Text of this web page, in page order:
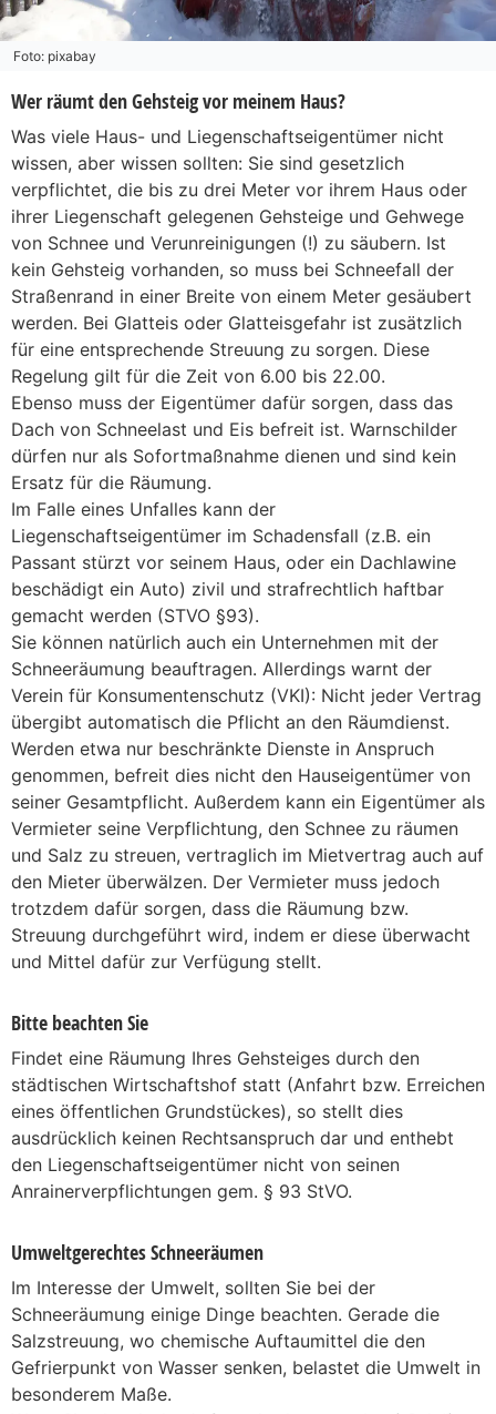
Foto: pixabay
Wer räumt den Gehsteig vor meinem Haus?
Was viele Haus- und Liegenschaftseigentümer nicht
wissen, aber wissen sollten: Sie sind gesetzlich
verpflichtet, die bis zu drei Meter vor ihrem Haus oder
ihrer Liegenschaft gelegenen Gehsteige und Gehwege
von Schnee und Verunreinigungen (!) zu säubern. Ist
kein Gehsteig vorhanden, so muss bei Schneefall der
Straßenrand in einer Breite von einem Meter gesäubert
werden. Bei Glatteis oder Glatteisgefahr ist zusätzlich
für eine entsprechende Streuung zu sorgen. Diese
Regelung gilt für die Zeit von 6.00 bis 22.00.
Ebenso muss der Eigentümer dafür sorgen, dass das
Dach von Schneelast und Eis befreit ist. Warnschilder
dürfen nur als Sofortmaßnahme dienen und sind kein
Ersatz für die Räumung.
Im Falle eines Unfalles kann der
Liegenschaftseigentümer im Schadensfall (z.B. ein
Passant stürzt vor seinem Haus, oder ein Dachlawine
beschädigt ein Auto) zivil und strafrechtlich haftbar
gemacht werden (STVO §93).
Sie können natürlich auch ein Unternehmen mit der
Schneeräumung beauftragen. Allerdings warnt der
Verein für Konsumentenschutz (VKI): Nicht jeder Vertrag
übergibt automatisch die Pflicht an den Räumdienst.
Werden etwa nur beschränkte Dienste in Anspruch
genommen, befreit dies nicht den Hauseigentümer von
seiner Gesamtpflicht. Außerdem kann ein Eigentümer als
Vermieter seine Verpflichtung, den Schnee zu räumen
und Salz zu streuen, vertraglich im Mietvertrag auch auf
den Mieter überwälzen. Der Vermieter muss jedoch
trotzdem dafür sorgen, dass die Räumung bzw.
Streuung durchgeführt wird, indem er diese überwacht
und Mittel dafür zur Verfügung stellt.
Bitte beachten Sie
Findet eine Räumung Ihres Gehsteiges durch den
städtischen Wirtschaftshof statt (Anfahrt bzw. Erreichen
eines öffentlichen Grundstückes), so stellt dies
ausdrücklich keinen Rechtsanspruch dar und enthebt
den Liegenschaftseigentümer nicht von seinen
Anrainerverpflichtungen gem. § 93 StVO.
Umweltgerechtes Schneeräumen
Im Interesse der Umwelt, sollten Sie bei der
Schneeräumung einige Dinge beachten. Gerade die
Salzstreuung, wo chemische Auftaumittel die den
Gefrierpunkt von Wasser senken, belastet die Umwelt in
besonderem Maße.